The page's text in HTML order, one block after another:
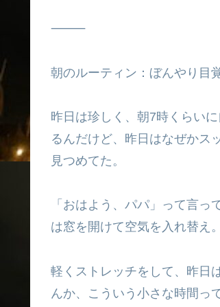
⸻
朝のルーティン：ぼんやり目
昨日は珍しく、朝7時くらい
るんだけど、昨日はなぜかス
見つめてた。
「おはよう、パパ」って言
は窓を開けて空気を入れ替え
軽くストレッチをして、昨日
んか、こういう小さな時間っ